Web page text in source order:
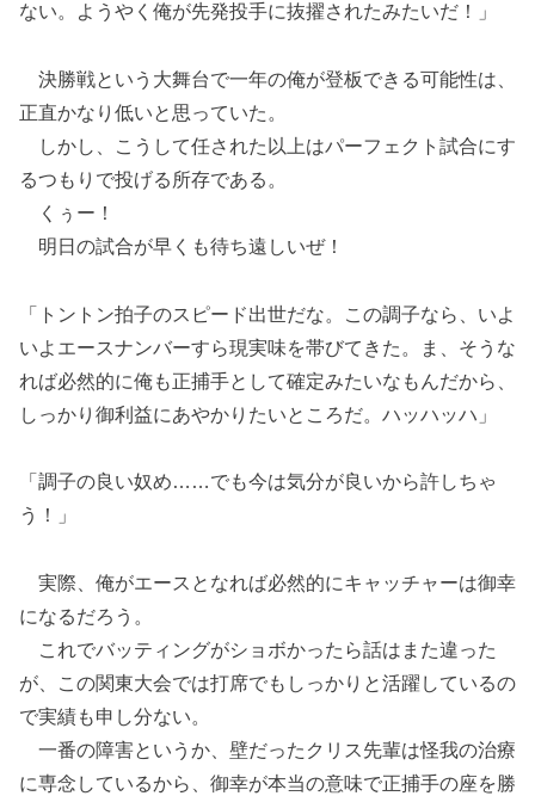
ない。ようやく俺が先発投手に抜擢されたみたいだ！」
決勝戦という大舞台で一年の俺が登板できる可能性は、
正直かなり低いと思っていた。
しかし、こうして任された以上はパーフェクト試合にす
るつもりで投げる所存である。
くぅー！
明日の試合が早くも待ち遠しいぜ！
「トントン拍子のスピード出世だな。この調子なら、いよ
いよエースナンバーすら現実味を帯びてきた。ま、そうな
れば必然的に俺も正捕手として確定みたいなもんだから、
しっかり御利益にあやかりたいところだ。ハッハッハ」
「調子の良い奴め……でも今は気分が良いから許しちゃ
う！」
実際、俺がエースとなれば必然的にキャッチャーは御幸
になるだろう。
これでバッティングがショボかったら話はまた違った
が、この関東大会では打席でもしっかりと活躍しているの
で実績も申し分ない。
一番の障害というか、壁だったクリス先輩は怪我の治療
に専念しているから、御幸が本当の意味で正捕手の座を勝